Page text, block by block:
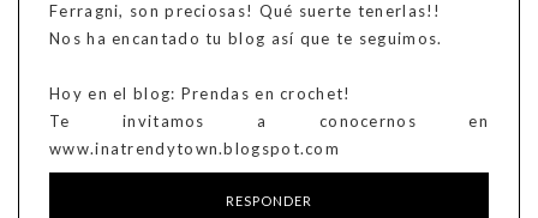
Ferragni, son preciosas! Qué suerte tenerlas!!
Nos ha encantado tu blog así que te seguimos.
Hoy en el blog: Prendas en crochet!
Te invitamos a conocernos en
www.inatrendytown.blogspot.com
RESPONDER